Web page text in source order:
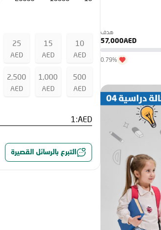
هدف
57,000AED
0.79%
10
AED
15
AED
25
AED
500
AED
1,000
AED
2,500
AED
AED:
التبرع بالرسائل القصيرة